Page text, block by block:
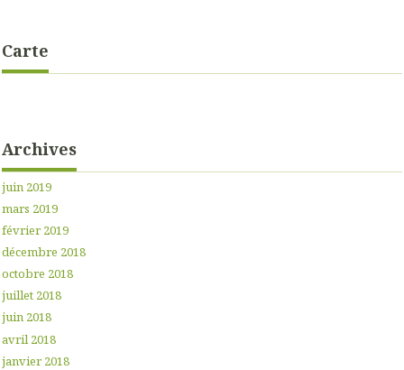
Carte
Archives
juin 2019
mars 2019
février 2019
décembre 2018
octobre 2018
juillet 2018
juin 2018
avril 2018
janvier 2018